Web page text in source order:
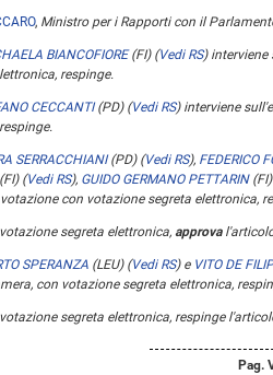
, Ministro per i Rapporti con il
BIANCOFIORE(FI) (Vedi RS)interviene
respinge.
CECCANTI(PD) (Vedi RS)interviene
SERRACCHIANI(PD) (Vedi RS), FEDERICO
(Vedi RS), GUIDO GERMANO PETTARIN(FI)
con votazione segreta elettronica,
segreta elettronica, approva
SPERANZA (LEU) (Vedi RS)e VITO DE
con votazione segreta elettronica,
segreta elettronica, respinge
Pag.